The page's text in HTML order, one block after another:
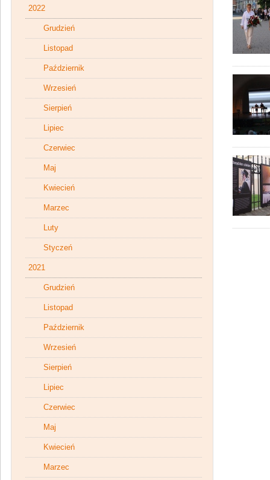
2022
Grudzień
Listopad
Październik
Wrzesień
Sierpień
Lipiec
Czerwiec
Maj
Kwiecień
Marzec
Luty
Styczeń
2021
Grudzień
Listopad
Październik
Wrzesień
Sierpień
Lipiec
Czerwiec
Maj
Kwiecień
Marzec